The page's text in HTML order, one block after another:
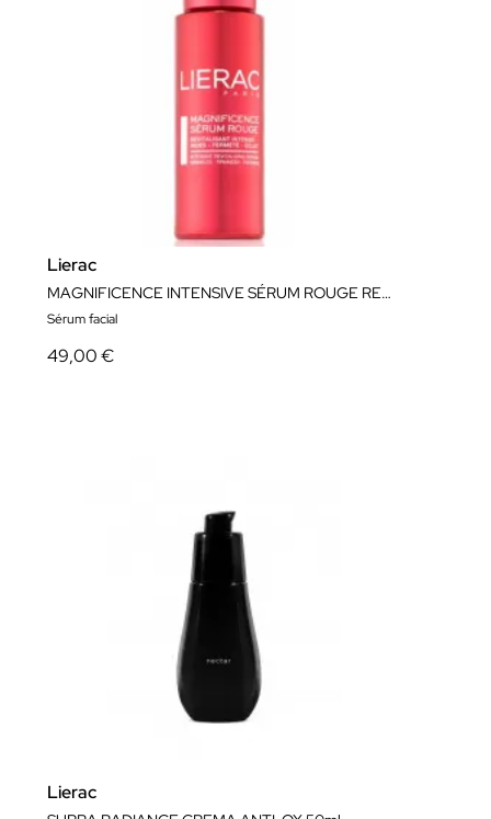
Lierac
MAGNIFICENCE INTENSIVE SÉRUM ROUGE REVITALISANT 30ML
Sérum facial
49,00 €
Lierac